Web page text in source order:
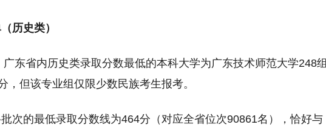
历史类）
东省内历史类录取分数最低的本科大学为广东技术师范大学248组
，但该专业组仅限少数民族考生报考。
次的最低录取分数线为464分（对应全省位次90861名），恰好与